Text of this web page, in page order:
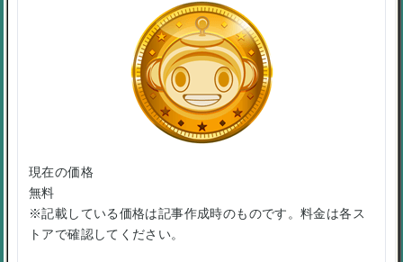
現在の価格
無料
※記載している価格は記事作成時のものです。料金は各ス
トアで確認してください。